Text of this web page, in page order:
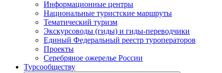
Информационные центры
Национальные туристские маршруты
Тематический туризм
Экскурсоводы (гиды) и гиды-переводчики
Единый Федеральный реестр туроператоров
Проекты
Серебряное ожерелье России
Турсообществу